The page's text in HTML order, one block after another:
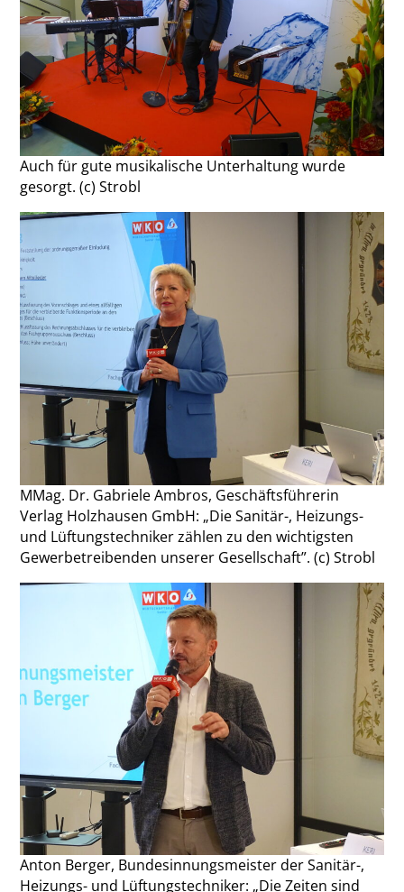
Auch für gute musikalische Unterhaltung wurde
gesorgt. (c) Strobl
MMag. Dr. Gabriele Ambros, Geschäftsführerin
Verlag Holzhausen GmbH: „Die Sanitär-, Heizungs-
und Lüftungstechniker zählen zu den wichtigsten
Gewerbetreibenden unserer Gesellschaft”. (c) Strobl
Anton Berger, Bundesinnungsmeister der Sanitär-,
Heizungs- und Lüftungstechniker: „Die Zeiten sind